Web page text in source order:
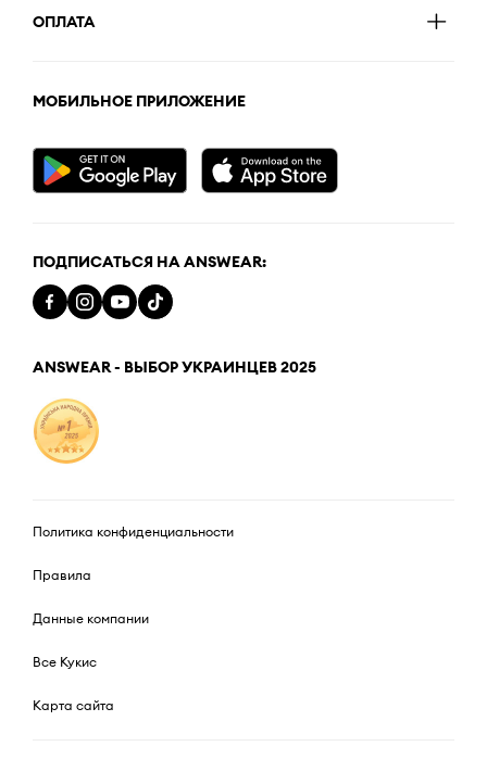
ОПЛАТА
МОБИЛЬНОЕ ПРИЛОЖЕНИЕ
ПОДПИСАТЬСЯ НА ANSWEAR:
ANSWEAR - ВЫБОР УКРАИНЦЕВ 2025
Политика конфиденциальности
Правила
Данные компании
Все Кукис
Карта сайта